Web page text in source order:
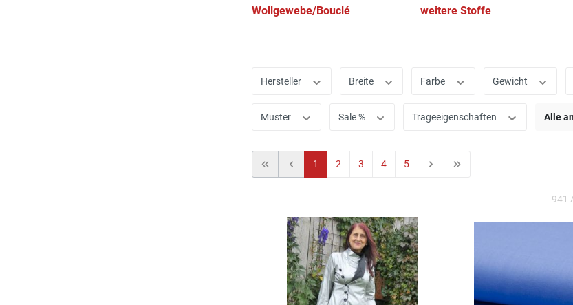
Wollgewebe/Bouclé weitere Stoffe
Hersteller Breite Farbe Gewicht
Muster Sale % Trageeigenschaften Alle
1 2 3 4 5
941